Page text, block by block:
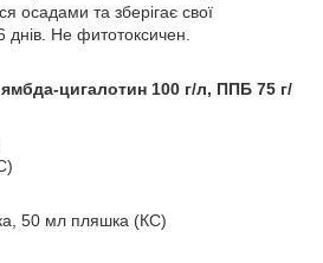
осадами та зберігає свої
днів. Не фитотоксичен.
цигалотин 100 г/л, ППБ 75 г/
50 мл пляшка (КС)